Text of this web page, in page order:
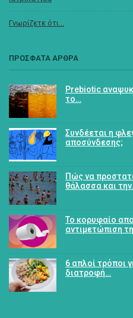
Γνωρίζετε ότι...
ΠΡΟΣΦΑΤΑ ΑΡΘΡΑ
Prebiotic
το…
Συνδέεται η
αποσύνδεσης;
Πώς να
θάλασσα και
Το κορυφαίο
αντιμετώπιση
6 απλοί τρόποι
διατροφή…